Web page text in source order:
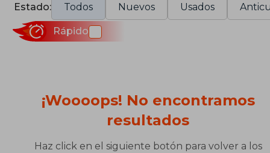
Estado: Todos Nuevos Usados
Rápido
¡Woooops! No encontramos
resultados
Haz click en el siguiente botón para volver a los